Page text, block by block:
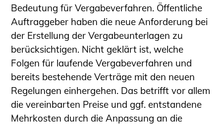
Bedeutung für Vergabeverfahren. Öffentliche
Auftraggeber haben die neue Anforderung bei
der Erstellung der Vergabeunterlagen zu
berücksichtigen. Nicht geklärt ist, welche
Folgen für laufende Vergabeverfahren und
bereits bestehende Verträge mit den neuen
Regelungen einhergehen. Das betrifft vor allem
die vereinbarten Preise und ggf. entstandene
Mehrkosten durch die Anpassung an die